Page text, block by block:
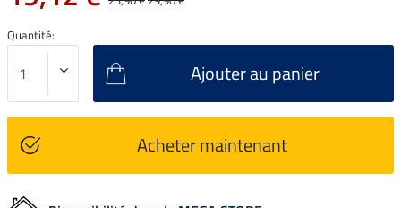
Quantité:
Ajouter au panier
Acheter maintenant